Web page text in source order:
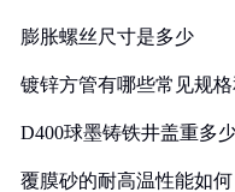
膨胀螺丝尺寸是多少
镀锌方管有哪些常见规
D400球墨铸铁井盖重多
覆膜砂的耐高温性能如何